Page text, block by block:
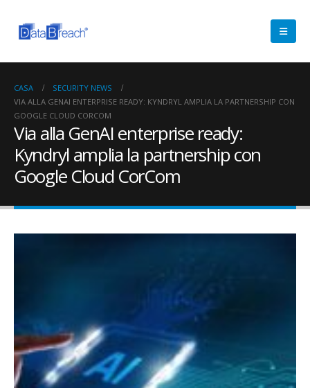
CASA
SECURITY NEWS
VIA ALLA GENAI ENTERPRISE READY: KYNDRYL AMPLIA LA PARTNERSHIP CON
GOOGLE CLOUD CORCOM
Via alla GenAI enterprise ready:
Kyndryl amplia la partnership con
Google Cloud CorCom